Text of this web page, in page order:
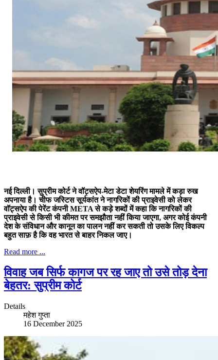
नई दिल्ली। सुप्रीम कोर्ट ने वॉट्सऐप-मेटा डेटा शेयरिंग मामले में कड़ा रुख
अपनाया है। चीफ जस्टिस सूर्यकांत ने नागरिकों की प्राइवेसी को लेकर
वॉट्सऐप की पेरेंट कंपनी META से कड़े शब्दों में कहा कि नागरिकों की
प्राइवेसी से किसी भी कीमत पर समझौता नहीं किया जाएगा, अगर कोई कंपनी
देश के संविधान और कानून का पालन नहीं कर सकती तो उसके लिए विकल्प
बहुत साफ़ है कि वह भारत से बाहर निकल जाए।
Read more ...
विवाह जब सिर्फ कागज पर रह जाए तो उसे तोड़ देना
बेहतर: सुप्रीम कोर्ट
Details
महेश गुप्ता
16 December 2025